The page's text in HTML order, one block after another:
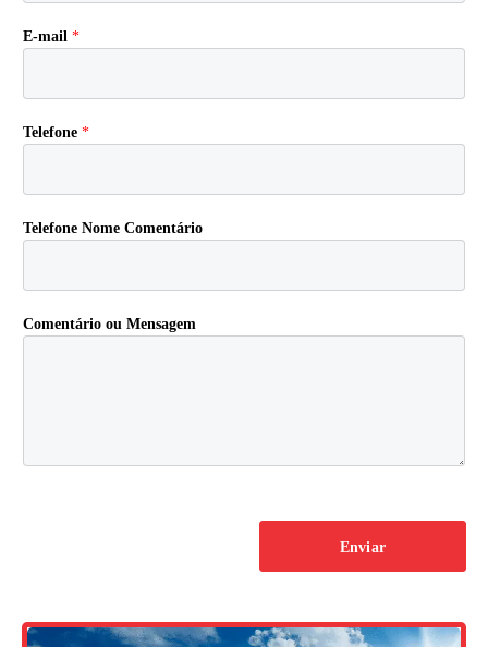
E-mail *
Telefone *
Telefone Nome Comentário
Comentário ou Mensagem
Enviar